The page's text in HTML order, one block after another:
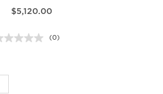
$5,120.00
Sin
(0)